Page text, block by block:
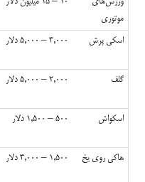
موتوری
اسکی پرش ۳,۰۰۰ – ۵,۰۰۰ دلار
گلف ۲,۰۰۰ – ۵,۰۰۰ دلار
اسکواش ۵۰۰ – ۱,۵۰۰ دلار
هاکی روی یخ ۱,۵۰۰ – ۳,۰۰۰ دلار